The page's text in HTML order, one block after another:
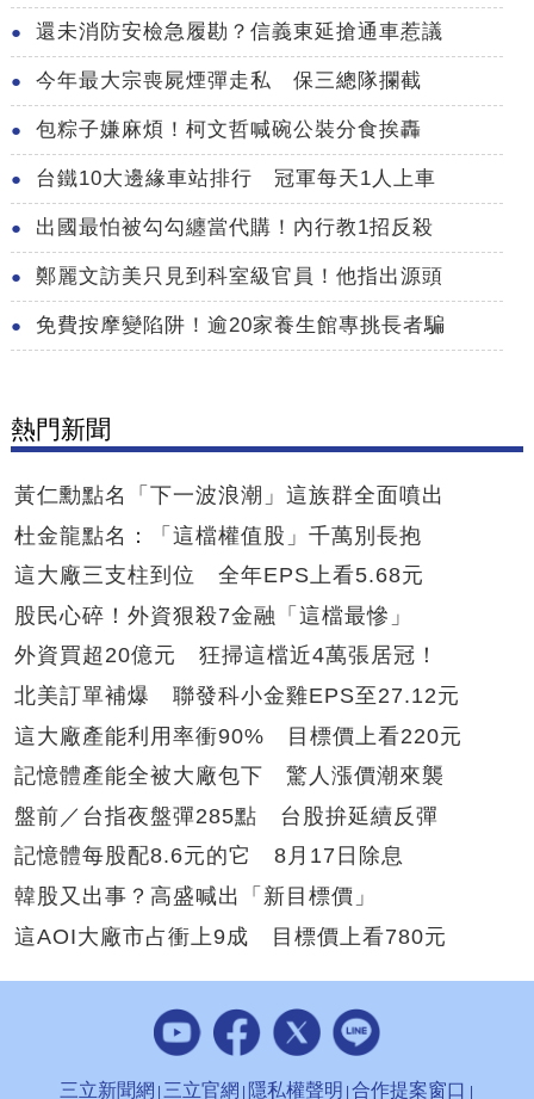
還未消防安檢急履勘？信義東延搶通車惹議
今年最大宗喪屍煙彈走私 保三總隊攔截
包粽子嫌麻煩！柯文哲喊碗公裝分食挨轟
台鐵10大邊緣車站排行 冠軍每天1人上車
出國最怕被勾勾纏當代購！內行教1招反殺
鄭麗文訪美只見到科室級官員！他指出源頭
免費按摩變陷阱！逾20家養生館專挑長者騙
熱門新聞
黃仁勳點名「下一波浪潮」這族群全面噴出
杜金龍點名：「這檔權值股」千萬別長抱
這大廠三支柱到位 全年EPS上看5.68元
股民心碎！外資狠殺7金融「這檔最慘」
外資買超20億元 狂掃這檔近4萬張居冠！
北美訂單補爆 聯發科小金雞EPS至27.12元
這大廠產能利用率衝90% 目標價上看220元
記憶體產能全被大廠包下 驚人漲價潮來襲
盤前／台指夜盤彈285點 台股拚延續反彈
記憶體每股配8.6元的它 8月17日除息
韓股又出事？高盛喊出「新目標價」
這AOI大廠市占衝上9成 目標價上看780元
三立新聞網 三立官網 隱私權聲明 合作提案窗口